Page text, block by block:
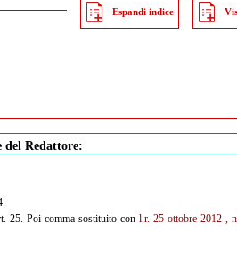
Espandi indice
del Redattore:
25. Poi comma sostituito con l.r. 25 ottobre 2012 ,